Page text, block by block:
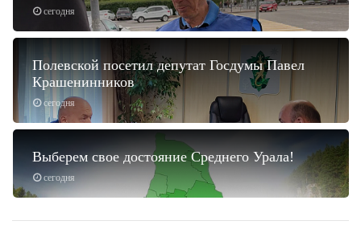
сегодня
сегодня
Полевской посетил депутат Госдумы Павел
Крашенинников
сегодня
Выберем свое достояние Среднего Урала!